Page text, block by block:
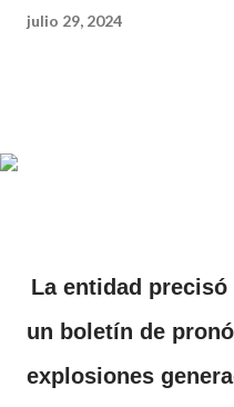
julio 29, 2024
La entidad
un boletín de
explosiones